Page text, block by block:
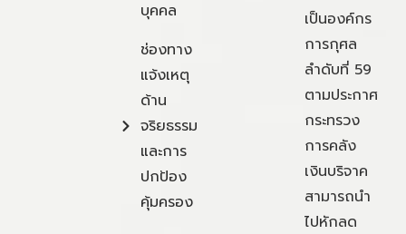
บุคคล
ช่องทาง
แจ้งเหตุ
ด้าน
จริยธรรม
และการ
ปกป้อง
คุ้มครอง
เป็นองค์กร
การกุศล
ลำดับที่ 59
ตามประกาศ
กระทรวง
การคลัง
เงินบริจาค
สามารถนำ
ไปหักลด